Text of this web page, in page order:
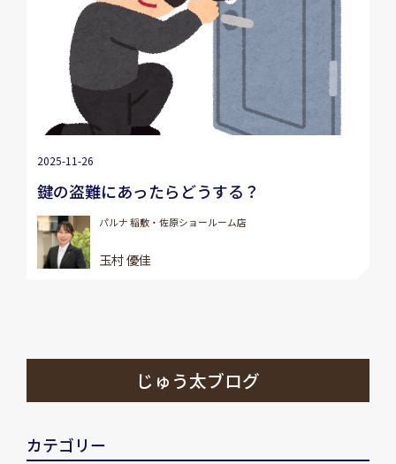
2025-11-26
鍵の盗難にあったらどうする？
パルナ 稲敷・佐原ショールーム店
玉村 優佳
じゅう太ブログ
カテゴリー